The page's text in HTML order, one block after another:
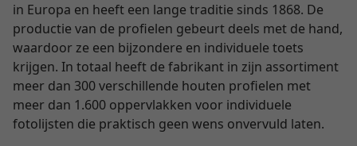
in Europa en heeft een lange traditie sinds 1868. De
productie van de profielen gebeurt deels met de hand,
waardoor ze een bijzondere en individuele toets
krijgen. In totaal heeft de fabrikant in zijn assortiment
meer dan 300 verschillende houten profielen met
meer dan 1.600 oppervlakken voor individuele
fotolijsten die praktisch geen wens onvervuld laten.